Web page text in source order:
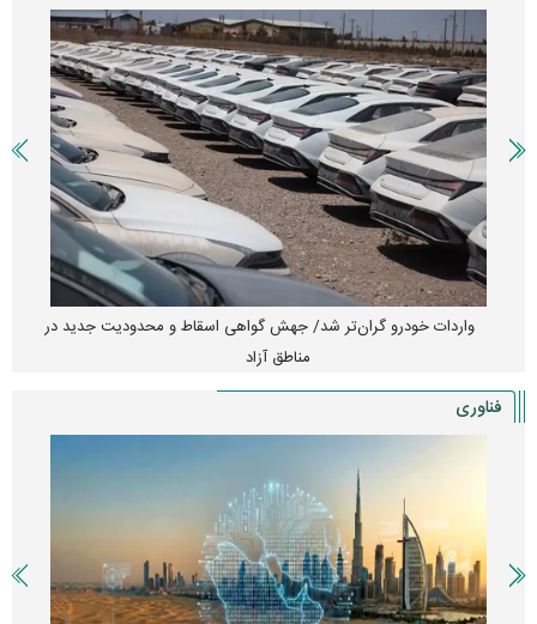
واردات خودرو گران‌تر شد/ جهش گواهی اسقاط و محدودیت جدید در
مناطق آزاد
فناوری